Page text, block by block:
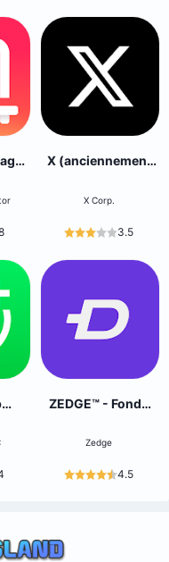
X (anciennement
X Corp.
3.5
ZEDGE™ - Fonds
Zedge
4.5